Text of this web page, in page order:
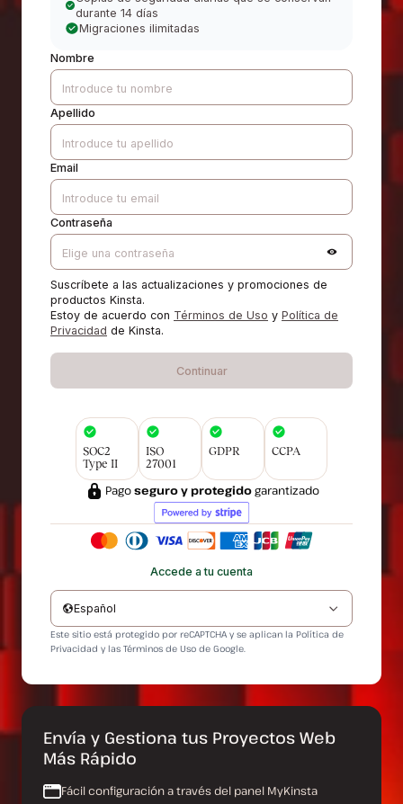
durante 14 días
Migraciones ilimitadas
Nombre
Apellido
Email
Contraseña
Suscríbete a las actualizaciones y promociones de
productos Kinsta.
Estoy de acuerdo con Términos de Uso y Política de
Privacidad de Kinsta.
Continuar
SOC2
Type II
ISO
27001
GDPR CCPA
Pagoseguro y protegidogarantizado
Accede a tu cuenta
Español
Este sitio está protegido por reCAPTCHA y se aplican la Política de
Privacidad y las Términos de Uso de Google.
Envía y Gestiona tus Proyectos Web
Más Rápido
Fácil configuración a través del panel MyKinsta